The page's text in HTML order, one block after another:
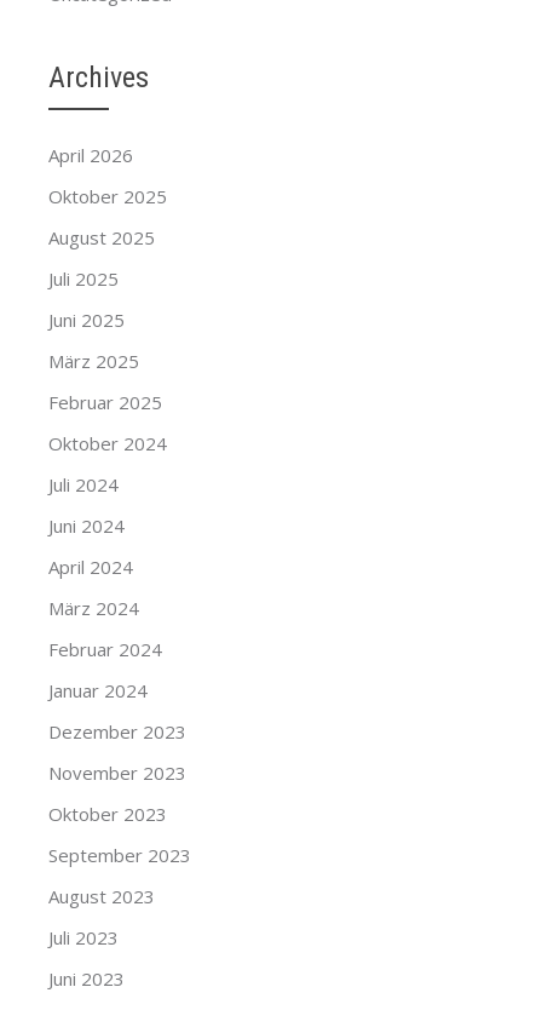
Archives
April 2026
Oktober 2025
August 2025
Juli 2025
Juni 2025
März 2025
Februar 2025
Oktober 2024
Juli 2024
Juni 2024
April 2024
März 2024
Februar 2024
Januar 2024
Dezember 2023
November 2023
Oktober 2023
September 2023
August 2023
Juli 2023
Juni 2023